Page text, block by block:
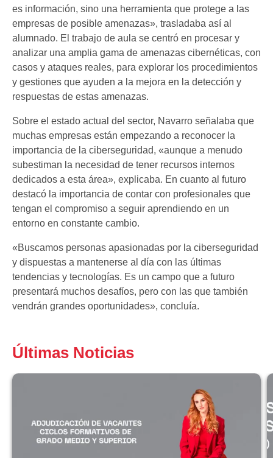
es información, sino una herramienta que protege a las
empresas de posible amenazas», trasladaba así al
alumnado. El trabajo de aula se centró en procesar y
analizar una amplia gama de amenazas cibernéticas, con
casos y ataques reales, para explorar los procedimientos
y gestiones que ayuden a la mejora en la detección y
respuestas de estas amenazas.
Sobre el estado actual del sector, Navarro señalaba que
muchas empresas están empezando a reconocer la
importancia de la ciberseguridad, «aunque a menudo
subestiman la necesidad de tener recursos internos
dedicados a esta área», explicaba. En cuanto al futuro
destacó la importancia de contar con profesionales que
tengan el compromiso a seguir aprendiendo en un
entorno en constante cambio.
«Buscamos personas apasionadas por la ciberseguridad
y dispuestas a mantenerse al día con las últimas
tendencias y tecnologías. Es un campo que a futuro
presentará muchos desafíos, pero con las que también
vendrán grandes oportunidades», concluía.
Últimas Noticias